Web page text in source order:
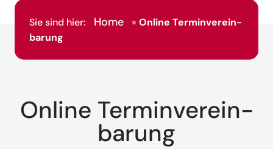
Sie sind hier: Home » Online Termin­verein­
barung
Online Termin­verein­
barung